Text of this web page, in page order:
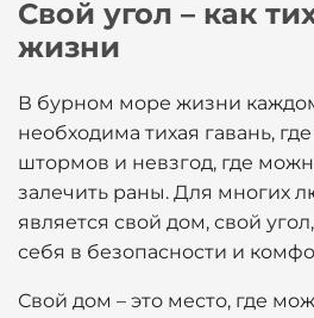
Свой угол – как
жизни
В бурном море жизни
необходима тихая гавань,
штормов и невзгод, где
залечить раны. Для многих
является свой дом, свой
себя в безопасности и
Свой дом – это место, где